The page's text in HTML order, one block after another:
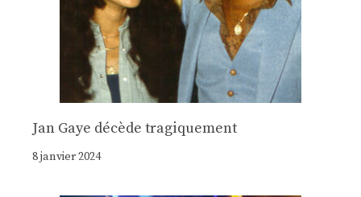
Jan Gaye décède tragiquement
8 janvier 2024